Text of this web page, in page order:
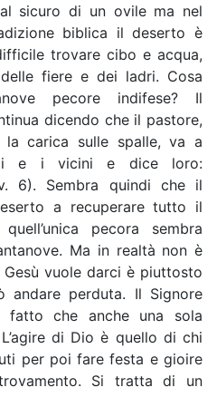
sicuro di un ovile ma nel
biblica il deserto è
trovare cibo e acqua,
fiere e dei ladri. Cosa
pecore indifese? Il
dicendo che il pastore,
carica sulle spalle, va a
e i vicini e dice loro:
6). Sembra quindi che il
a recuperare tutto il
pecora sembra
Ma in realtà non è
Gesù vuole darci è piuttosto
andare perduta. Il Signore
fatto che anche una sola
di Dio è quello di chi
per poi fare festa e gioire
Si tratta di un